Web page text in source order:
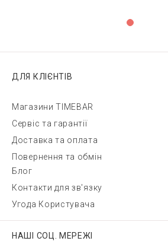
ДЛЯ КЛІЄНТІВ
Магазини TIMEBAR
Сервіс та гарантії
Доставка та оплата
Повернення та обмін
Блог
Контакти для зв'язку
Угода Користувача
НАШІ СОЦ. МЕРЕЖІ